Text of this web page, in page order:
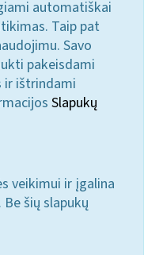
automatiškai
Taip pat
Savo
pakeisdami
ir ištrindami
Slapukų
veikimui ir įgalina
šių slapukų